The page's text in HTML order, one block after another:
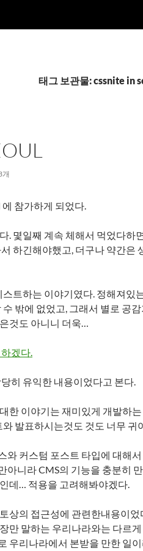
태그 보관물: cssnite in
개
에 참가하게 되었다.
. 몇일째 계속 체해서 먹었다하
하긴해야했고, 더구나 약간은
트하는 이야기였다. 정해져있
밖에 없었고, 그래서 별로 공
것도 아니니 더욱…
겠다.
히 유익한 내용이었다고 본다.
한 이야기는 재미있게 개발하
발표하시는것도 것도 너무 귀
와 커스텀 포스트 타입에 대해
아니라 CMS의 기능을 충분히
데… 적용을 고려해봐야겠다.
상의 접근성에 관련한내용이
만 말하는 우리나라와는 다르
우리나라에서 본받을 만한 일